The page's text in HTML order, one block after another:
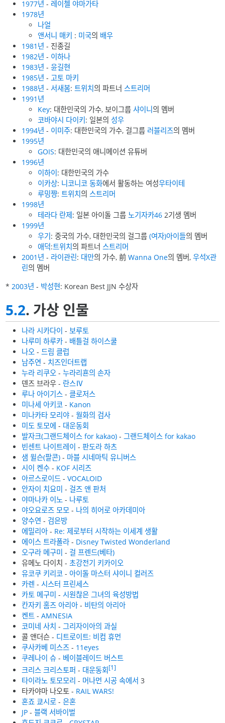
1977년 - 레이첼 야마가타
1978년
나얼
앤서니 매키 : 미국의 배우
1981년 - 진종길
1982년 - 이하나
1983년 -윤길현
1985년 - 고토 마키
1988년 -서새봄: 트위치의 파트너 스트리머
1991년
Key: 대한민국의 가수, 보이그룹샤이니의 멤버
코바야시 다이키: 일본의성우
1994년 - 이미주: 대한민국의 가수, 걸그룹 러블리즈의 멤버
1995년
GOIS: 대한민국의 애니메이션 유튜버
1996년
이하이: 대한민국의 가수
이카상: 니코니코 동화에서 활동하는 여성우타이테
루밍쨩: 트위치의 스트리머
1998년
테라다 란제: 일본 아이돌 그룹 노기자카46 2기생 멤버
1999년
우기: 중국의 가수, 대한민국의 걸그룹(여자)아이들의 멤버
애덕:트위치의 파트너 스트리머
2001년 - 라이관린: 대만의 가수, 前Wanna One의 멤버,우석X관
린의 멤버
* 2003년 - 박성현: Korean Best JJN 수상자
5.2. 가상 인물
나라 시카다이 - 보루토
나루미 하루카 - 배틀걸 하이스쿨
나오 - 드림 클럽
남주연 - 치즈인더트랩
누라 리쿠오 -누라리횬의 손자
덴즈 브라우 - 란스Ⅳ
루나 아이기스 -클로저스
미나세 아키코 - Kanon
미나카타 모리야 -월화의 검사
미도 토모에 - 대운동회
발자크(그랜드체이스 for kakao) - 그랜드체이스 for kakao
빈센트 나이트레이 -판도라 하츠
샘 윌슨(팔콘) - 마블 시네마틱 유니버스
시이 켄수 - KOF 시리즈
아르스로이드 -VOCALOID
안자이 치요미 - 걸즈 앤 판처
야마나카 이노 - 나루토
야오요로즈 모모 - 나의 히어로 아카데미아
양수연 - 검은방
에밀리아 - Re: 제로부터 시작하는 이세계 생활
에이스 트라폴라 - Disney Twisted Wonderland
오구라 메구미 - 걸 프렌드(베타)
유메노 다이치 - 초강전기 키카이오
유코쿠 키리코 - 아이돌 마스터 샤이니 컬러즈
카렌 -시스터 프린세스
카토 메구미 -시원찮은 그녀의 육성방법
칸자키 홈즈 아리아 - 비탄의 아리아
켄트 -AMNESIA
코미네 사치 - 그리자이아의 과실
콜 앤더슨 - 디트로이트: 비컴 휴먼
쿠사카베 미스즈 - 11eyes
쿠레나이 슈 - 베이블레이드 버스트
크리스 크리스토퍼 - 대운동회[1]
타이라노 토모모리 - 머나먼 시공 속에서 3
타카야마 나오토 - RAIL WARS!
혼죠 쿄시로 -은혼
JP -블랙 서바이벌